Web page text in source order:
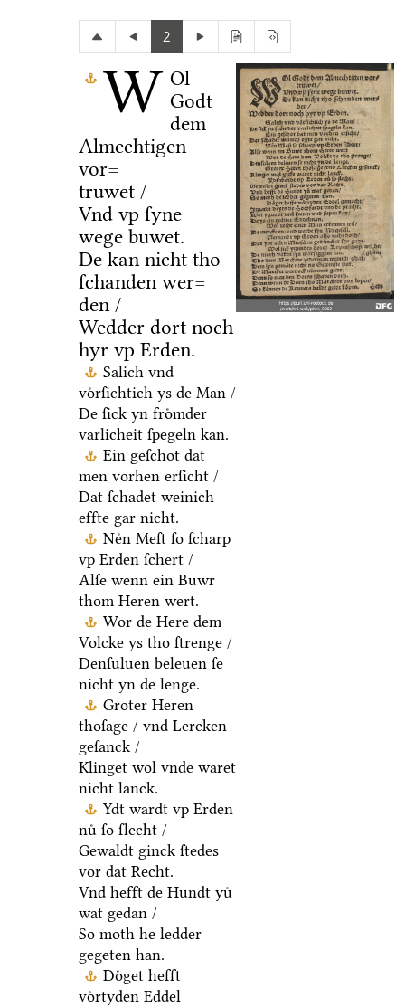
2
W Ol
Godt
dem
Almechtigen
vor=
truwet /
Vnd vp ſyne
wege buwet.
De kan nicht tho
ſchanden wer=
den /
Wedder dort noch
hyr vp Erden.
Salich vnd
voͤrſichtich ys de Man /
De ſick yn froͤmder
varlicheit ſpegeln kan.
Ein geſchot dat
men vorhen erſicht /
Dat ſchadet weinich
effte gar nicht.
Neͤn Meſt ſo ſcharp
vp Erden ſchert /
Alſe wenn ein Buwr
thom Heren wert.
Wor de Here dem
Volcke ys tho ſtrenge /
Denſuluen beleuen ſe
nicht yn de lenge.
Groter Heren
thoſage / vnd Lercken
geſanck /
Klinget wol vnde waret
nicht lanck.
Ydt wardt vp Erden
nuͤ ſo ſlecht /
Gewaldt ginck ſtedes
vor dat Recht.
Vnd hefft de Hundt yuͤ
wat gedan /
So moth he ledder
gegeten han.
Doͤget hefft
voͤrtyden Eddel